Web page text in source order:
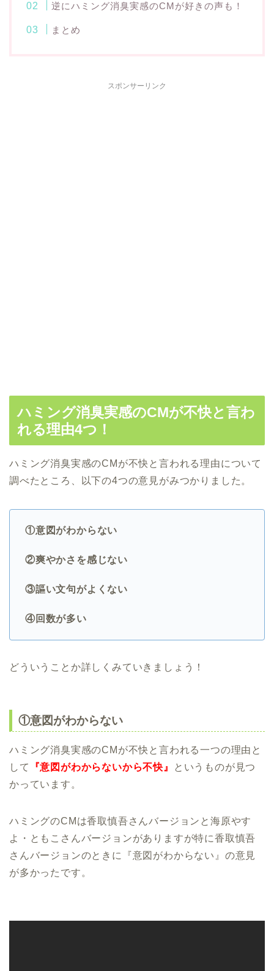
逆にハミング消臭実感のCMが好きの声も！
まとめ
スポンサーリンク
ハミング消臭実感のCMが不快と言わ
れる理由4つ！
ハミング消臭実感のCMが不快と言われる理由について
調べたところ、以下の4つの意見がみつかりました。
①意図がわからない
②爽やかさを感じない
③謳い文句がよくない
④回数が多い
どういうことか詳しくみていきましょう！
①意図がわからない
ハミング消臭実感のCMが不快と言われる一つの理由と
して
『意図がわからないから不快』
というものが見つ
かっています。
ハミングのCMは香取慎吾さんバージョンと海原やす
よ・ともこさんバージョンがありますが特に香取慎吾
さんバージョンのときに『意図がわからない』の意見
が多かったです。